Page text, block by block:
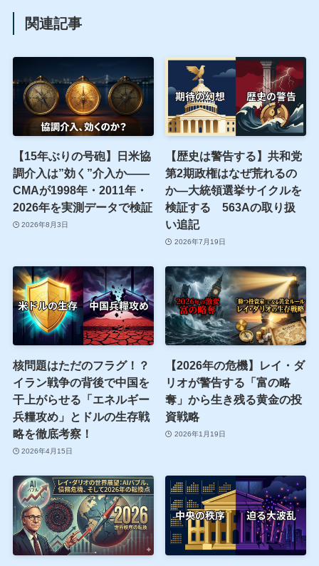
関連記事
【15年ぶりの号砲】日米協
調介入は”効く”介入か——
CMAが1998年・2011年・
2026年を実測データで検証
2026年8月3日
【歴史は警告する】共和党
第2期政権はなぜ荒れるの
か—大統領選挙サイクルを
検証する 563Aの取り扱
い追記
2026年7月19日
核問題はただのフラグ！？
イラン戦争の背後で中国を
干上がらせる「エネルギー
兵糧攻め」とドルの生存戦
略を徹底考察！
2026年4月15日
【2026年の危機】レイ・ダ
リオが警告する「富の略
奪」から生き残る黄金の投
資戦略
2026年1月19日